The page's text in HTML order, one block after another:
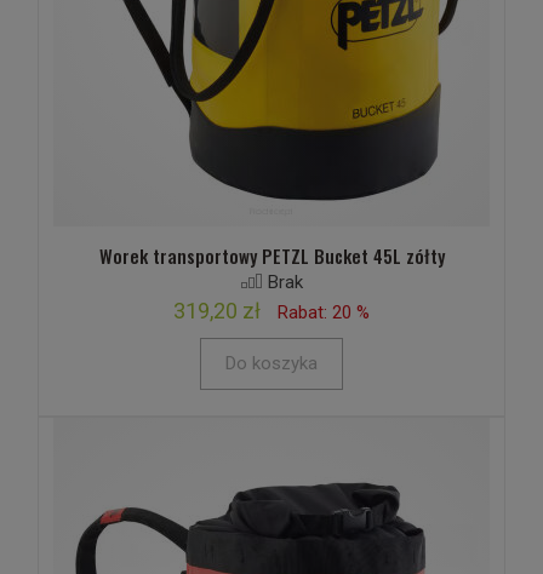
Worek transportowy PETZL Bucket 45L zółty
Brak
319,20 zł Rabat: 20 %
Do koszyka